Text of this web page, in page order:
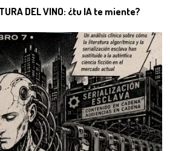
DEL VINO: ¿tu IA te miente?